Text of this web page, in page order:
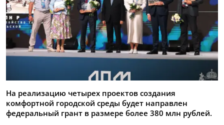
На реализацию четырех проектов создания
комфортной городской среды будет направлен
федеральный грант в размере более 380 млн рублей.